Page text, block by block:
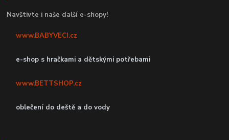
Navštivte i naše další e-shopy!
www.BABYVECI.cz
e-shop s hračkami a dětskými potřebami
www.BETTSHOP.cz
oblečení do deště a do vody